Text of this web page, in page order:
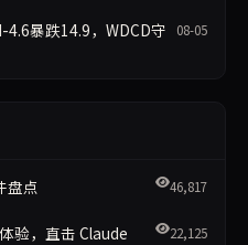
暴跌14.9，WDCD守
08-05
盘点 46,817
验，直击 Claude
22,125